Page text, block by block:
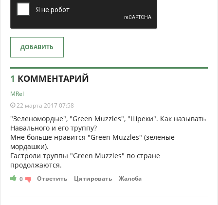
ДОБАВИТЬ
1 КОММЕНТАРИЙ
MReI
22 марта 2017 07:58
"Зеленомордые", "Green Muzzles", "Шреки". Как называть
Навального и его труппу?
Мне больше нравится "Green Muzzles" (зеленые
мордашки).
Гастроли труппы "Green Muzzles" по стране
продолжаются.
0 Ответить Цитировать Жалоба